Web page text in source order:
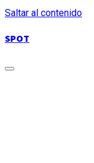
Saltar al contenido
SPOT